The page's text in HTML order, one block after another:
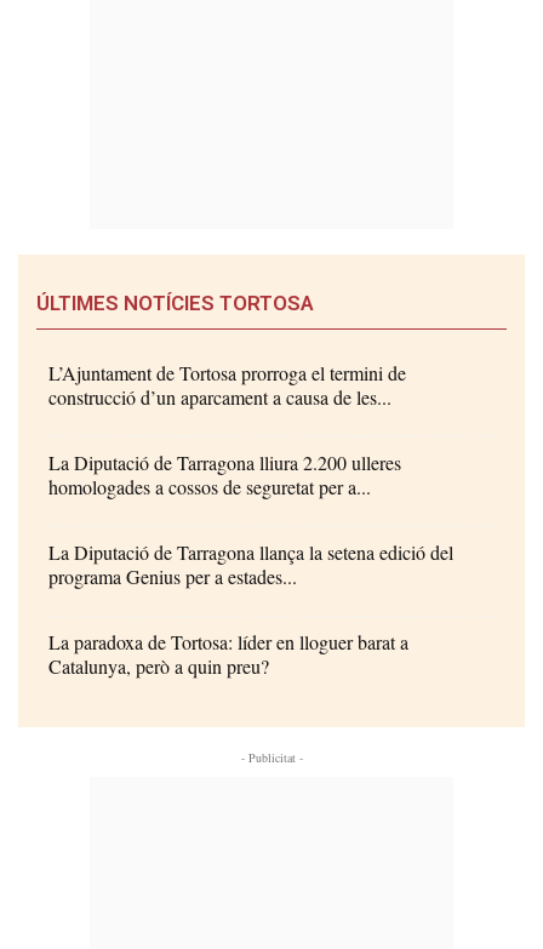
ÚLTIMES NOTÍCIES TORTOSA
L’Ajuntament de Tortosa prorroga el termini de
construcció d’un aparcament a causa de les...
La Diputació de Tarragona lliura 2.200 ulleres
homologades a cossos de seguretat per a...
La Diputació de Tarragona llança la setena edició del
programa Genius per a estades...
La paradoxa de Tortosa: líder en lloguer barat a
Catalunya, però a quin preu?
- Publicitat -